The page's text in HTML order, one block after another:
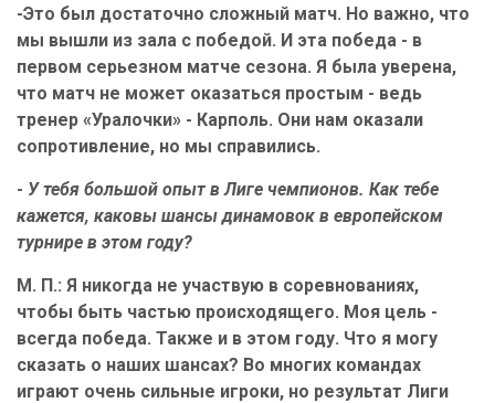
-Это был достаточно сложный матч. Но важно, что
мы вышли из зала с победой. И эта победа - в
первом серьезном матче сезона. Я была уверена,
что матч не может оказаться простым - ведь
тренер «Уралочки» - Карполь. Они нам оказали
сопротивление, но мы справились.
- У тебя большой опыт в Лиге чемпионов. Как тебе
кажется, каковы шансы динамовок в европейском
турнире в этом году?
М. П.: Я никогда не участвую в соревнованиях,
чтобы быть частью происходящего. Моя цель -
всегда победа. Также и в этом году. Что я могу
сказать о наших шансах? Во многих командах
играют очень сильные игроки, но результат Лиги